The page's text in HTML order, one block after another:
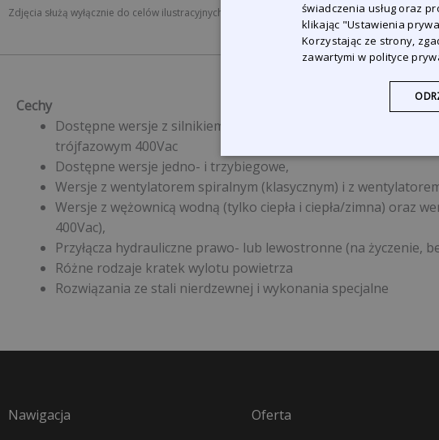
Zdjęcia służą wyłącznie do celów ilustracyjnych i prezentacji produktu.
Cechy
Dostępne wersje z silnikiem elektrycznym jednofazowym
trójfazowym 400Vac
Dostępne wersje jedno- i trzybiegowe,
Wersje z wentylatorem spiralnym (klasycznym) i z
Wersje z wężownicą wodną (tylko ciepła i ciepła/zimna) oraz
400Vac),
Przyłącza hydrauliczne prawo- lub lewostronne (na życzenie,
Różne rodzaje kratek wylotu powietrza
Rozwiązania ze stali nierdzewnej i wykonania specjalne
Nawigacja Oferta
świadczenia usług oraz
klikając "Ustawienia
Korzystając ze strony,
zawartymi w polityce